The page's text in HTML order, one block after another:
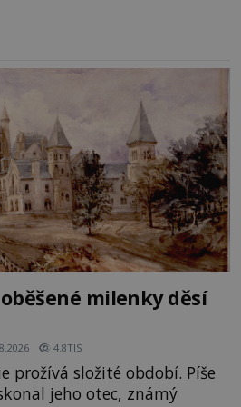
milenky děsí
4.8TIS
prožívá složité období. Píše
jeho otec, známý